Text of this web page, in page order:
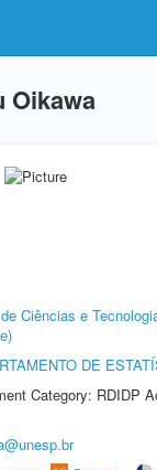
Oikawa
Ciências e
DE
Category: RDIDP